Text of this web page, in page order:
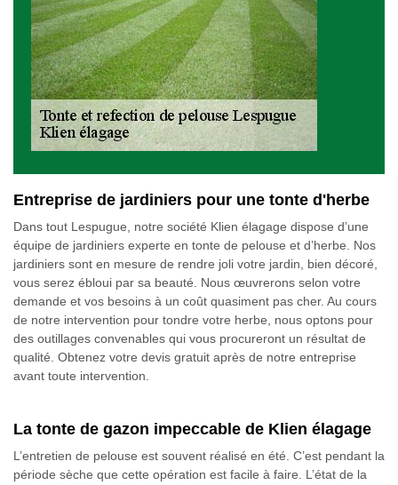
Entreprise de jardiniers pour une tonte d'herbe
Dans tout Lespugue, notre société Klien élagage dispose d’une
équipe de jardiniers experte en tonte de pelouse et d’herbe. Nos
jardiniers sont en mesure de rendre joli votre jardin, bien décoré,
vous serez ébloui par sa beauté. Nous œuvrerons selon votre
demande et vos besoins à un coût quasiment pas cher. Au cours
de notre intervention pour tondre votre herbe, nous optons pour
des outillages convenables qui vous procureront un résultat de
qualité. Obtenez votre devis gratuit après de notre entreprise
avant toute intervention.
La tonte de gazon impeccable de Klien élagage
L’entretien de pelouse est souvent réalisé en été. C’est pendant la
période sèche que cette opération est facile à faire. L’état de la